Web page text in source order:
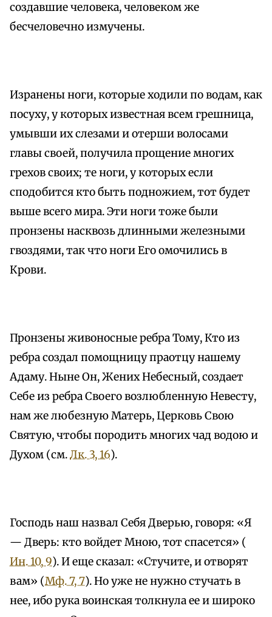
создавшие человека, человеком же
бесчеловечно измучены.
Изранены ноги, которые ходили по водам, как
посуху, у которых известная всем грешница,
умывши их слезами и отерши волосами
главы своей, получила прощение многих
грехов своих; те ноги, у которых если
сподобится кто быть подножием, тот будет
выше всего мира. Эти ноги тоже были
пронзены насквозь длинными железными
гвоздями, так что ноги Его омочились в
Крови.
Пронзены живоносные ребра Тому, Кто из
ребра создал помощницу праотцу нашему
Адаму. Ныне Он, Жених Небесный, создает
Себе из ребра Своего возлюбленную Невесту,
нам же любезную Матерь, Церковь Свою
Святую, чтобы породить многих чад водою и
Духом (см.Лк. 3, 16).
Господь наш назвал Себя Дверью, говоря: «Я
— Дверь: кто войдет Мною, тот спасется» (
Ин. 10, 9). И еще сказал: «Стучите, и отворят
вам» (Мф. 7, 7). Но уже не нужно стучать в
нее, ибо рука воинская толкнула ее и широко